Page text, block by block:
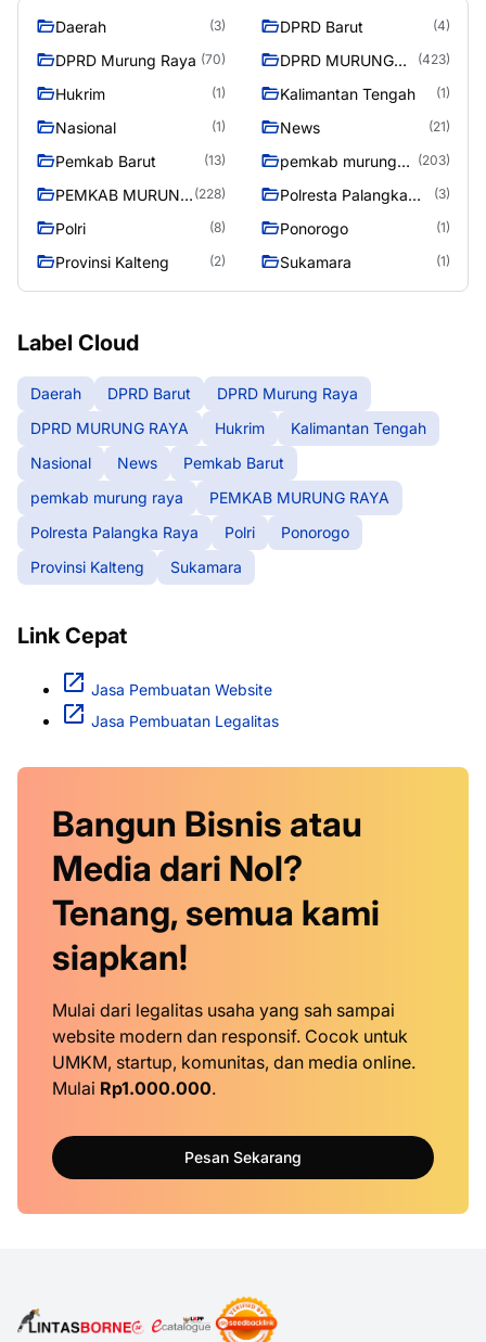
Daerah (3) DPRD Barut (4)
DPRD Murung Raya (70)
DPRD MURUNG
(423)
Hukrim (1) Kalimantan Tengah (1)
Nasional (1) News (21)
Pemkab Barut (13)
pemkab murung
(203)
PEMKAB MURUNG (228)
Polresta Palangka
(3)
Polri (8) Ponorogo (1)
Provinsi Kalteng (2) Sukamara (1)
Label Cloud
Daerah DPRD Barut
DPRD Murung Raya
DPRD MURUNG RAYA
Hukrim
Kalimantan Tengah
Nasional
News
Pemkab Barut
pemkab murung raya
PEMKAB MURUNG RAYA
Polresta Palangka Raya
Polri
Ponorogo
Provinsi Kalteng
Sukamara
Link Cepat
Jasa Pembuatan Website
Jasa Pembuatan Legalitas
Bangun Bisnis atau
Media dari Nol?
Tenang, semua kami
siapkan!
Mulai dari legalitas usaha yang sah sampai
website modern dan responsif. Cocok untuk
UMKM, startup, komunitas, dan media online.
Mulai Rp1.000.000.
Pesan Sekarang